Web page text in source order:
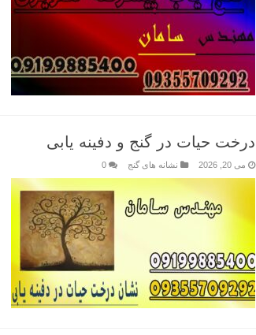
درخت حیات در گنج و دفینه یابی
می 20, 2026 نشانه های گنج 0